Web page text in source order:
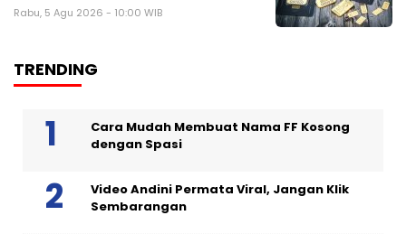
Rabu, 5 Agu 2026 - 10:00 WIB
TRENDING
Cara Mudah Membuat Nama FF Kosong
dengan Spasi
Video Andini Permata Viral, Jangan Klik
Sembarangan